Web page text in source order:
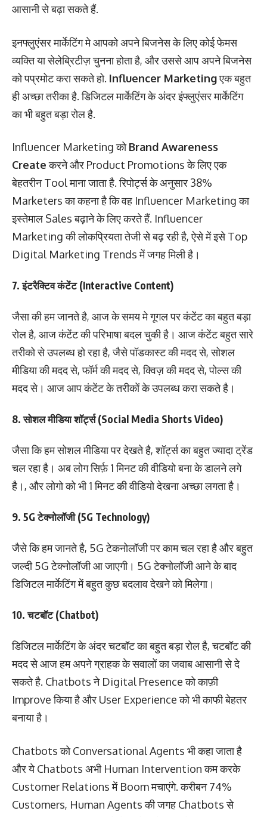
आसानी से बढ़ा सकते हैं.
इनफ्लुएंसर मार्केटिंग मे आपको अपने बिजनेस के लिए कोई फेमस
व्यक्ति या सेलेब्रिटीज़ चुनना होता है, और उससे आप अपने बिजनेस
को पप्रमोट करा सकते हो. Influencer Marketingएक बहुत
ही अच्छा तरीका है. डिजिटल मार्केटिंग के अंदर इंफ्लुएंसर मार्केटिंग
का भी बहुत बड़ा रोल है.
Influencer Marketing कोBrand Awareness
Createकरने और Product Promotions के लिए एक
बेहतरीन Tool माना जाता है. रिपोर्ट्स के अनुसार 38%
Marketers का कहना है कि वह Influencer Marketing का
इस्तेमाल Sales बढ़ाने के लिए करते हैं. Influencer
Marketing की लोकप्रियता तेजी से बढ़ रही है, ऐसे में इसे Top
Digital Marketing Trends में जगह मिली है।
7. इंटरैक्टिव कंटेंट (Interactive Content)
जैसा की हम जानते है, आज के समय मे गूगल पर कंटेंट का बहुत बड़ा
रोल है, आज कंटेंट की परिभाषा बदल चुकी है। आज कंटेंट बहुत सारे
तरीको से उपलब्ध हो रहा है, जैसे पॉडकास्ट की मदद से, सोशल
मीडिया की मदद से, फॉर्म की मदद से, क्विज़ की मदद से, पोल्स की
मदद से। आज आप कंटेंट के तरीकों के उपलब्ध करा सकते है।
8. सोशल मीडिया शॉर्ट्स (Social Media Shorts Video)
जैसा कि हम सोशल मीडिया पर देखते है, शॉर्ट्स का बहुत ज्यादा ट्रेंड
चल रहा है। अब लोग सिर्फ़ 1 मिनट की वीडियो बना के डालने लगे
है।, और लोगो को भी 1 मिनट की वीडियो देखना अच्छा लगता है।
9. 5G टेक्नोलॉजी (5G Technology)
जैसे कि हम जानते है, 5G टेकनोलॉजी पर काम चल रहा है और बहुत
जल्दी 5G टेक्नोलॉजी आ जाएगी। 5G टेक्नोलॉजी आने के बाद
डिजिटल मार्केटिंग में बहुत कुछ बदलाव देखने को मिलेगा।
10. चटबॉट (Chatbot)
डिजिटल मार्केटिंग के अंदर चटबॉट का बहुत बड़ा रोल है, चटबॉट की
मदद से आज हम अपने ग्राहक के सवालों का जवाब आसानी से दे
सकते है. Chatbots ने Digital Presence को काफ़ी
Improve किया है और User Experience को भी काफी बेहतर
बनाया है।
Chatbots को Conversational Agents भी कहा जाता है
और ये Chatbots अभी Human Intervention कम करके
Customer Relations में Boom मचाएंगे. करीबन 74%
Customers, Human Agents की जगह Chatbots से